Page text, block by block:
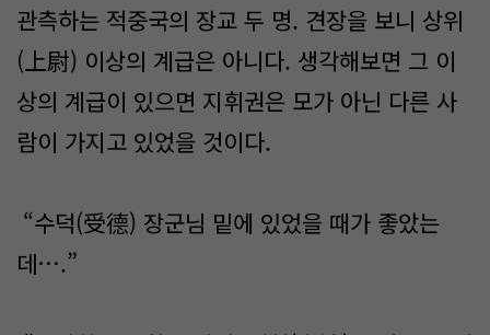
관측하는 적중국의 장교 두 명. 견장을 보니 상위
(上尉) 이상의 계급은 아니다. 생각해보면 그 이
상의 계급이 있으면 지휘권은 모가 아닌 다른 사
람이 가지고 있었을 것이다.
“수덕(受德) 장군님 밑에 있었을 때가 좋았는
데….”